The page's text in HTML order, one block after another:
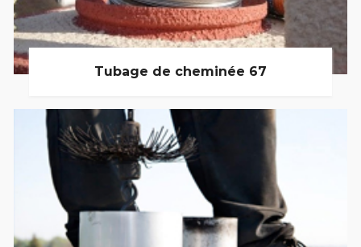
Tubage de cheminée 67